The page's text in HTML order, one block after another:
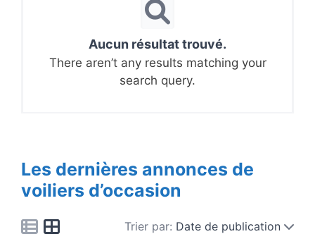
Aucun résultat trouvé.
There aren’t any results matching your
search query.
Les dernières annonces de
voiliers d’occasion
Trier par: Date de publication